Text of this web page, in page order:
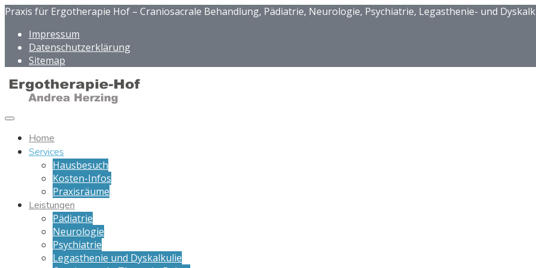
Praxis für Ergotherapie Hof – Craniosacrale Behandlung, Pädiatrie, Neurologie, Psychiatrie, Legasthenie- und
Impressum
Datenschutzerklärung
Sitemap
Home
Services
Hausbesuch
Kosten-Infos
Praxisräume
Leistungen
Pädiatrie
Neurologie
Psychiatrie
Legasthenie und Dyskalkulie